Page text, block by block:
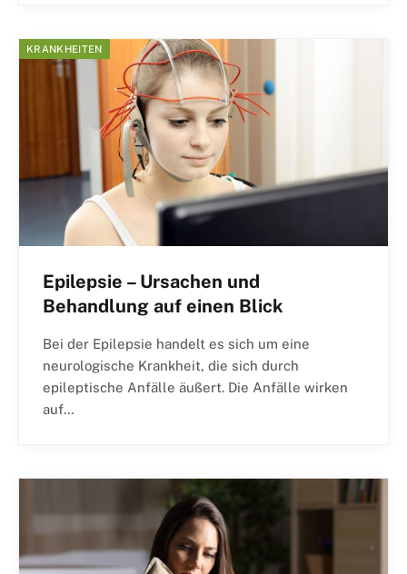
KRANKHEITEN
Epilepsie – Ursachen und
Behandlung auf einen Blick
Bei der Epilepsie handelt es sich um eine
neurologische Krankheit, die sich durch
epileptische Anfälle äußert. Die Anfälle wirken
auf…